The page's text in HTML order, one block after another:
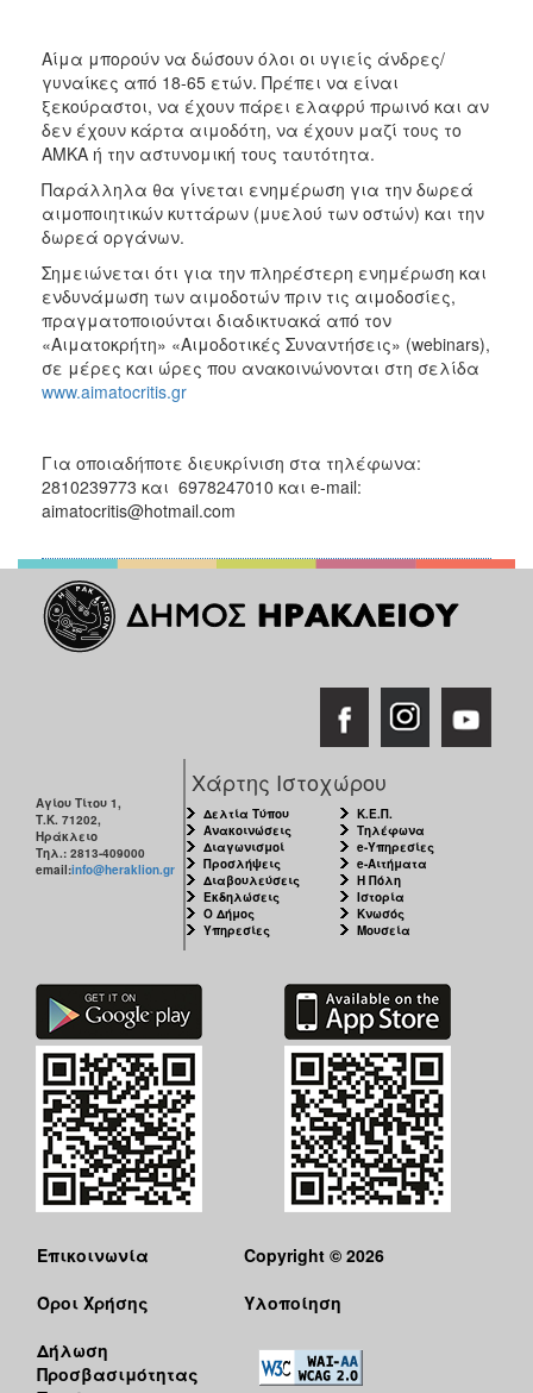
Αίμα μπορούν να δώσουν όλοι οι υγιείς άνδρες/
γυναίκες από 18-65 ετών. Πρέπει να είναι
ξεκούραστοι, να έχουν πάρει ελαφρύ πρωινό και αν
δεν έχουν κάρτα αιμοδότη, να έχουν μαζί τους το
ΑΜΚΑ ή την αστυνομική τους ταυτότητα.
Παράλληλα θα γίνεται ενημέρωση για την δωρεά
αιμοποιητικών κυττάρων (μυελού των οστών) και την
δωρεά οργάνων.
Σημειώνεται ότι για την πληρέστερη ενημέρωση και
ενδυνάμωση των αιμοδοτών πριν τις αιμοδοσίες,
πραγματοποιούνται διαδικτυακά από τον
«Αιματοκρήτη» «Αιμοδοτικές Συναντήσεις» (webinars),
σε μέρες και ώρες που ανακοινώνονται στη σελίδα
www.aimatocritis.gr
Για οποιαδήποτε διευκρίνιση στα τηλέφωνα:
2810239773 και 6978247010 και e-mail:
aimatocritis@hotmail.com
Αγίου Τίτου 1,
Τ.Κ. 71202,
Ηράκλειο
Τηλ.: 2813-409000
email:info@heraklion.gr
Χάρτης Ιστοχώρου
Δελτία Τύπου
Ανακοινώσεις
Διαγωνισμοί
Προσλήψεις
Διαβουλεύσεις
Εκδηλώσεις
Ο Δήμος
Υπηρεσίες
Κ.Ε.Π.
Τηλέφωνα
e-Υπηρεσίες
e-Αιτήματα
Η Πόλη
Ιστορία
Κνωσός
Μουσεία
Επικοινωνία
Όροι Χρήσης
Δήλωση
Προσβασιμότητας
Copyright © 2026
Υλοποίηση